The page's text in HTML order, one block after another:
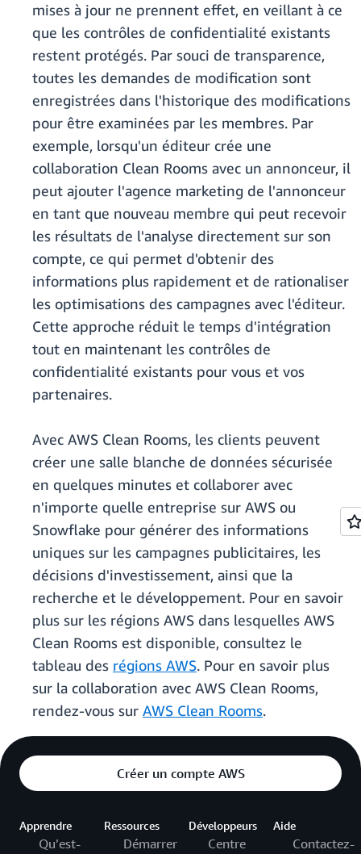
mises à jour ne prennent effet, en veillant à ce
que les contrôles de confidentialité existants
restent protégés. Par souci de transparence,
toutes les demandes de modification sont
enregistrées dans l'historique des modifications
pour être examinées par les membres. Par
exemple, lorsqu'un éditeur crée une
collaboration Clean Rooms avec un annonceur, il
peut ajouter l'agence marketing de l'annonceur
en tant que nouveau membre qui peut recevoir
les résultats de l'analyse directement sur son
compte, ce qui permet d'obtenir des
informations plus rapidement et de rationaliser
les optimisations des campagnes avec l'éditeur.
Cette approche réduit le temps d'intégration
tout en maintenant les contrôles de
confidentialité existants pour vous et vos
partenaires.
Avec AWS Clean Rooms, les clients peuvent
créer une salle blanche de données sécurisée
en quelques minutes et collaborer avec
n'importe quelle entreprise sur AWS ou
Snowflake pour générer des informations
uniques sur les campagnes publicitaires, les
décisions d'investissement, ainsi que la
recherche et le développement. Pour en savoir
plus sur les régions AWS dans lesquelles AWS
Clean Rooms est disponible, consultez le
tableau des régions AWS. Pour en savoir plus
sur la collaboration avec AWS Clean Rooms,
rendez-vous sur AWS Clean Rooms.
Créer un compte AWS
Apprendre
Qu’est-
Ressources
Démarrer
Développeurs
Centre
Aide
Contactez-